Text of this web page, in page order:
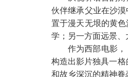
伙伴继承父业在沙
置于漫天无垠的黄
学；另一方面远景
作为西部电影
构造出影片独具一格
和故乡深沉的精神眷